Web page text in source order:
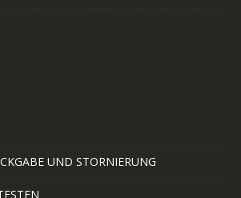
UND STORNIERUNG